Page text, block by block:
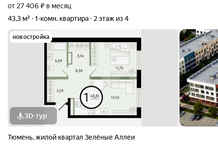
от 27 406 ₽ в месяц
43,3 м²
1-комн. квартира 2 этаж из 4
новостройка
3D-тур
Тюмень,жилой квартал Зелёные Аллеи